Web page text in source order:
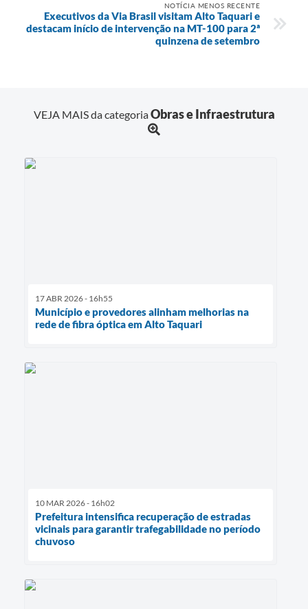
NOTÍCIA MENOS RECENTE
Executivos da Via Brasil visitam Alto Taquari e
destacam início de intervenção na MT-100 para 2ª
quinzena de setembro
VEJA MAIS da categoriaObras e Infraestrutura
17 ABR 2026 - 16h55
Município e provedores alinham melhorias na
rede de fibra óptica em Alto Taquari
10 MAR 2026 - 16h02
Prefeitura intensifica recuperação de estradas
vicinais para garantir trafegabilidade no período
chuvoso